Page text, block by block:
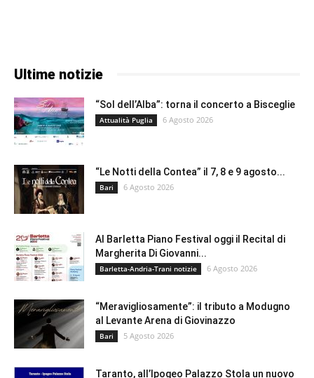
Ultime notizie
“Sol dell’Alba”: torna il concerto a Bisceglie
Attualità Puglia 6 Agosto 2026
“Le Notti della Contea” il 7, 8 e 9 agosto...
Bari 6 Agosto 2026
Al Barletta Piano Festival oggi il Recital di
Margherita Di Giovanni...
Barletta-Andria-Trani notizie 6 Agosto 2026
“Meravigliosamente”: il tributo a Modugno
al Levante Arena di Giovinazzo
Bari 5 Agosto 2026
Taranto, all’Ipogeo Palazzo Stola un nuovo